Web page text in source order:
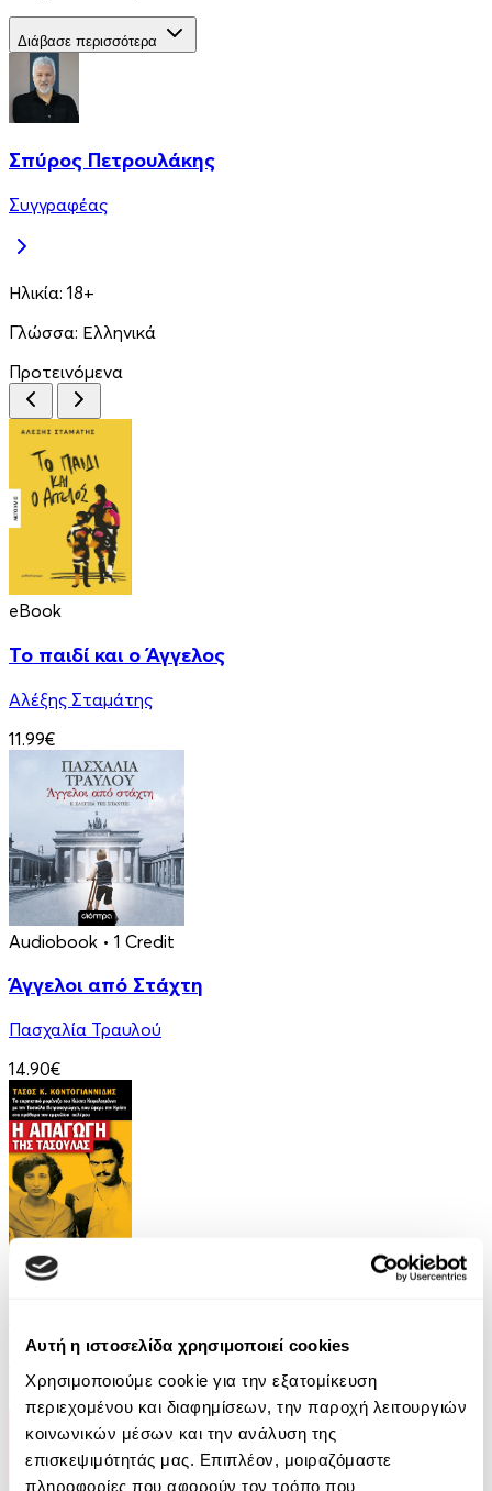
Αυτή η ιστοσελίδα χρησιμοποιεί cookies
Χρησιμοποιούμε cookie για την εξατομίκευση
περιεχομένου και διαφημίσεων, την παροχή λειτουργιών
κοινωνικών μέσων και την ανάλυση της
επισκεψιμότητάς μας. Επιπλέον, μοιραζόμαστε
πληροφορίες που αφορούν τον τρόπο που
Διάβασε περισσότερα
Σπύρος Πετρουλάκης
Συγγραφέας
Ηλικία: 18+
Γλώσσα: Ελληνικά
Προτεινόμενα
eBook
Το παιδί και ο Άγγελος
Αλέξης Σταμάτης
11.99€
Audiobook • 1 Credit
Άγγελοι από Στάχτη
Πασχαλία Τραυλού
14.90€
eBook
Τάσος Κοντογιαννίδης
9.99€